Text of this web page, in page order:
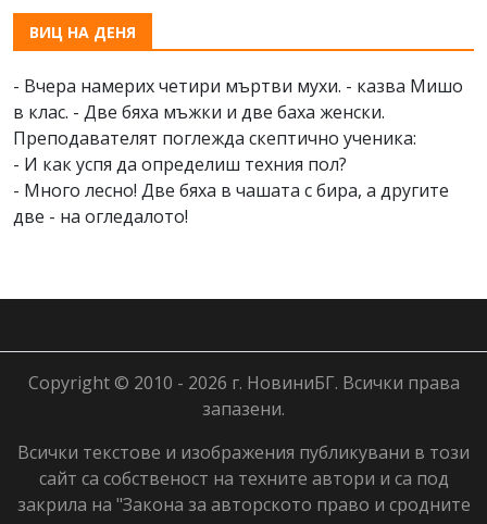
ВИЦ НА ДЕНЯ
- Вчера намерих четири мъртви мухи. - казва Мишо
в клас. - Две бяха мъжки и две баха женски.
Преподавателят поглежда скептично ученика:
- И как успя да определиш техния пол?
- Много лесно! Две бяха в чашата с бира, а другите
две - на огледалото!
Copyright © 2010 - 2026 г. НовиниБГ. Всички права
запазени.
Всички текстове и изображения публикувани в този
сайт са собственост на техните автори и са под
закрила на "Закона за авторското право и сродните